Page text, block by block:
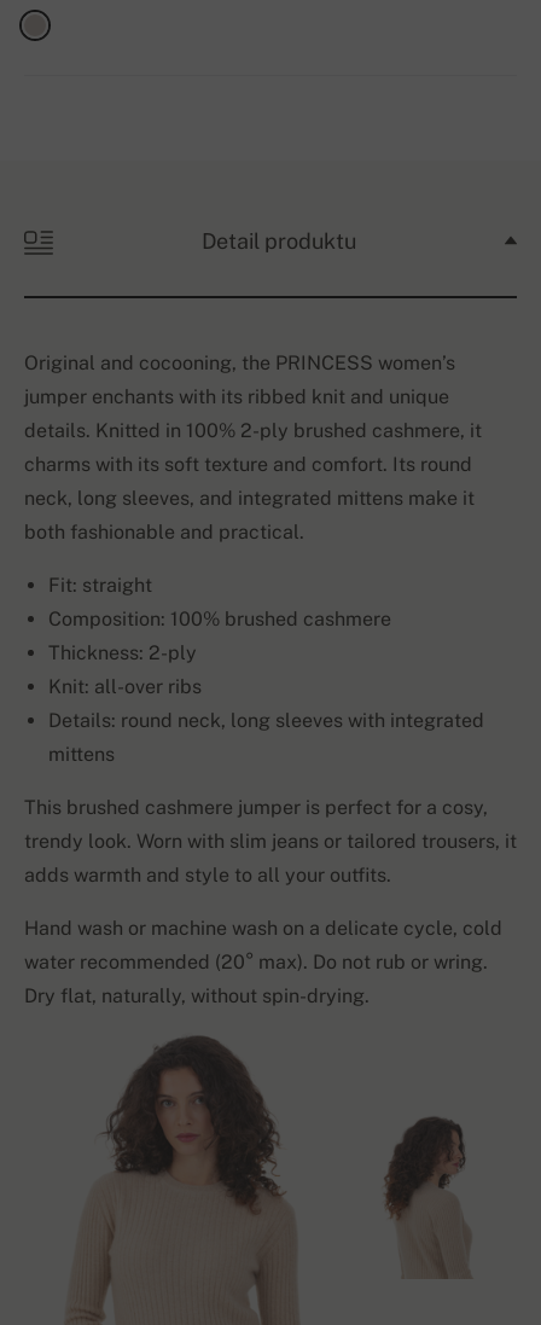
Detail produktu
Original and cocooning, the PRINCESS women’s
jumper enchants with its ribbed knit and unique
details. Knitted in 100% 2-ply brushed cashmere, it
charms with its soft texture and comfort. Its round
neck, long sleeves, and integrated mittens make it
both fashionable and practical.
Fit: straight
Composition: 100% brushed cashmere
Thickness: 2-ply
Knit: all-over ribs
Details: round neck, long sleeves with integrated
mittens
This brushed cashmere jumper is perfect for a cosy,
trendy look. Worn with slim jeans or tailored trousers, it
adds warmth and style to all your outfits.
Hand wash or machine wash on a delicate cycle, cold
water recommended (20° max). Do not rub or wring.
Dry flat, naturally, without spin-drying.